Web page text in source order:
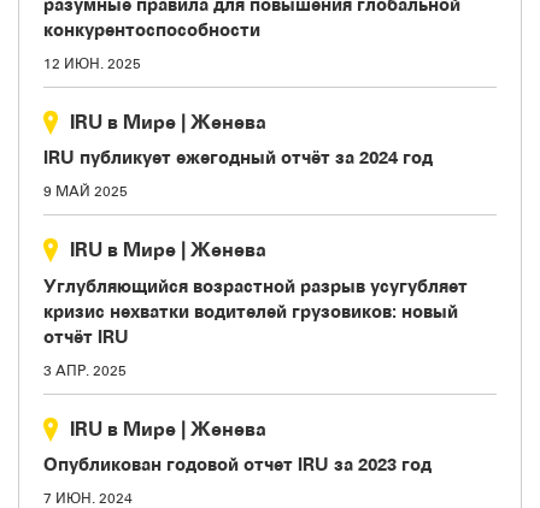
конкурентоспособности
12 ИЮН. 2025
IRU в Мире | Женева
IRU публикует ежегодный отчёт за 2024 год
9 МАЙ 2025
IRU в Мире | Женева
Углубляющийся возрастной разрыв усугубляет
кризис нехватки водителей грузовиков: новый
отчёт IRU
3 АПР. 2025
IRU в Мире | Женева
Опубликован годовой отчет IRU за 2023 год
7 ИЮН. 2024